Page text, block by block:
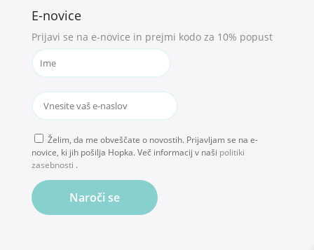
E-novice
Prijavi se na e-novice in prejmi kodo za 10% popust
Želim, da me obveščate o novostih. Prijavljam se na e-
novice, ki jih pošilja Hopka. Več informacij v naši politiki
zasebnosti .
Naroči se